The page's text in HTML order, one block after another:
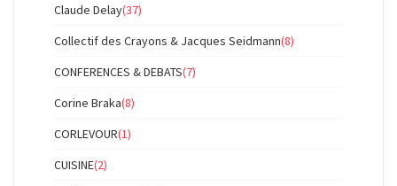
Claude Delay(37)
Collectif des Crayons & Jacques Seidmann(8)
CONFERENCES & DEBATS(7)
Corine Braka(8)
CORLEVOUR(1)
CUISINE(2)